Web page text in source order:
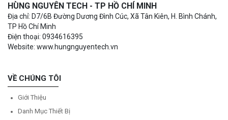
HÙNG NGUYÊN TECH - TP HỒ CHÍ MINH
Địa chỉ: D7/6B Đường Dương Đình Cúc, Xã Tân Kiên, H. Bình Chánh,
TP Hồ Chí Minh
Điện thoại: 0934616395
Website: www.hungnguyentech.vn
VỀ CHÚNG TÔI
Giới Thiệu
Danh Mục Thiết Bị